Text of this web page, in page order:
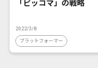
「ピッコマ」の戦略
2022/3/8
プラットフォーマー